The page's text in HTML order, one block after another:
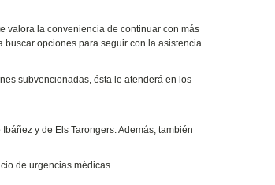
valora la conveniencia de continuar con más
opciones para seguir con la asistencia
subvencionadas, ésta le atenderá en los
y de Els Tarongers. Además, también
de urgencias médicas.